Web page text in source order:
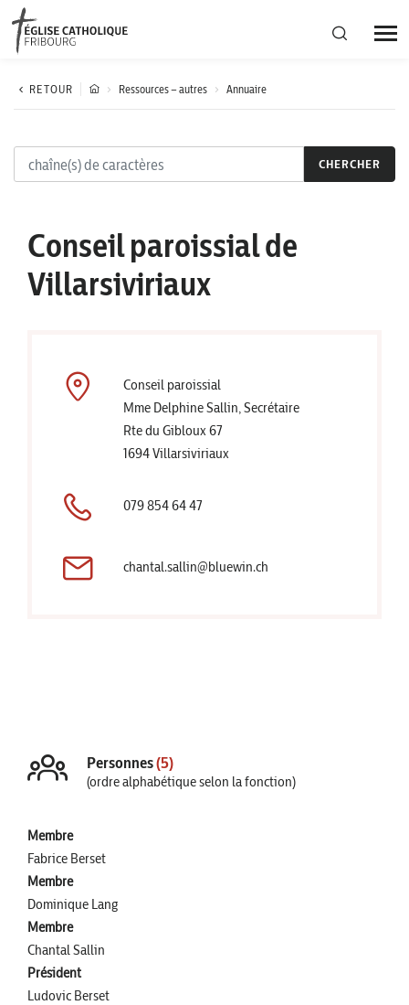
Région diocésaine
Actualités
Corporation cantonale
RETOUR Ressources – autres Annuaire
CHERCHER
Conseil paroissial de
Villarsiviriaux
Conseil paroissial
Mme Delphine Sallin, Secrétaire
Rte du Gibloux 67
1694 Villarsiviriaux
079 854 64 47
chantal.sallin@bluewin.ch
Personnes(5)
(ordre alphabétique selon la fonction)
Membre
Fabrice Berset
Membre
Dominique Lang
Membre
Chantal Sallin
Président
Ludovic Berset